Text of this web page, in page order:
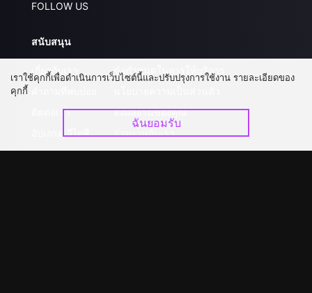
FOLLOW US
สนับสนุน
เกี่ยวกับเรา
ติดต่อเรา
อัปเกรด วีไอพี
ข้อกำหนดในการให้บริการ
ส่งผลงานของคุณ
ร่วมงานกับเรา
เราใช้คุกกี้เพื่อดำเนินการเว็บไซต์นี้และปรับปรุงการใช้งาน รายละเอียดของ
คุกกี้
ฉันยอมรับ